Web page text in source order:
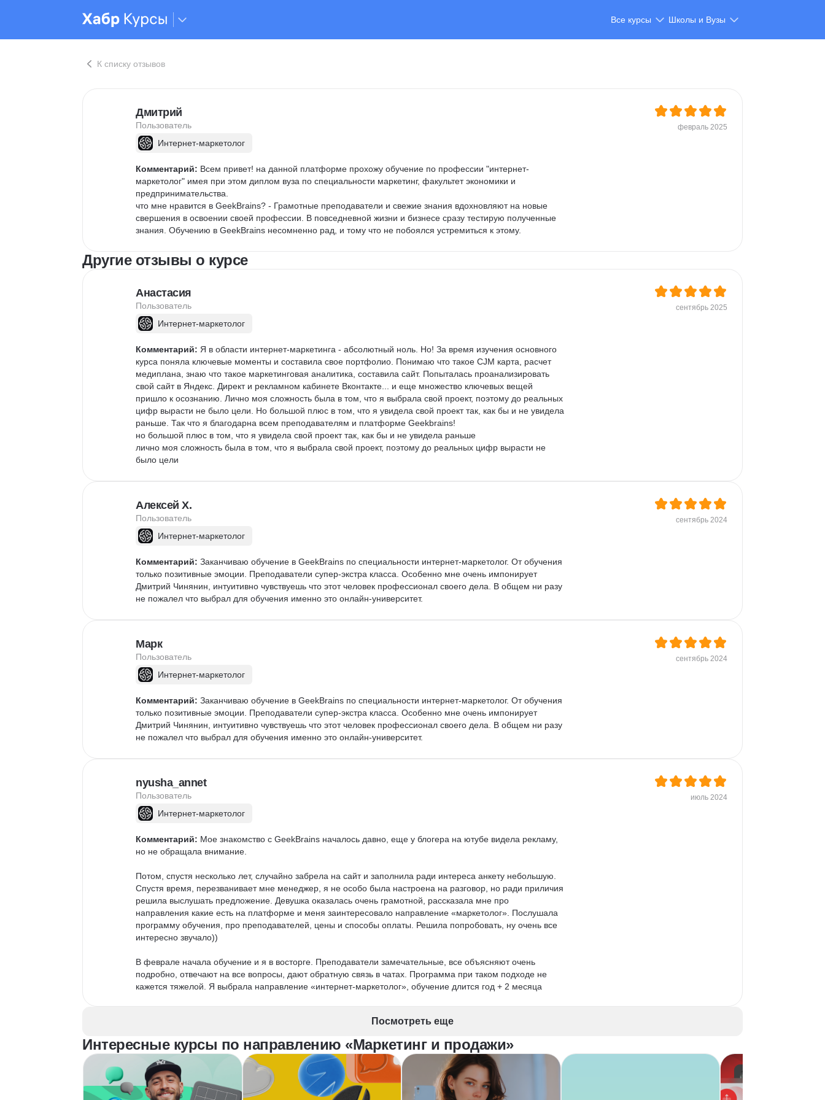
Все курсы Школы и Вузы
К списку отзывов
Дмитрий
Пользователь февраль 2025
Интернет-маркетолог
Комментарий: Всем привет! на данной платформе прохожу обучение по профессии "интернет-
маркетолог" имея при этом диплом вуза по специальности маркетинг, факультет экономики и
предпринимательства.
что мне нравится в GeekBrains? - Грамотные преподаватели и свежие знания вдохновляют на новые
свершения в освоении своей профессии. В повседневной жизни и бизнесе сразу тестирую полученные
знания. Обучению в GeekBrains несомненно рад, и тому что не побоялся устремиться к этому.
Другие отзывы о курсе
Анастасия
Пользователь сентябрь 2025
Интернет-маркетолог
Комментарий: Я в области интернет-маркетинга - абсолютный ноль. Но! За время изучения основного
курса поняла ключевые моменты и составила свое портфолио. Понимаю что такое CJM карта, расчет
медиплана, знаю что такое маркетинговая аналитика, составила сайт. Попыталась проанализировать
свой сайт в Яндекс. Директ и рекламном кабинете Вконтакте... и еще множество ключевых вещей
пришло к осознанию. Лично моя сложность была в том, что я выбрала свой проект, поэтому до реальных
цифр вырасти не было цели. Но большой плюс в том, что я увидела свой проект так, как бы и не увидела
раньше. Так что я благодарна всем преподавателям и платформе Geekbrains!
но большой плюс в том, что я увидела свой проект так, как бы и не увидела раньше
лично моя сложность была в том, что я выбрала свой проект, поэтому до реальных цифр вырасти не
было цели
Алексей Х.
Пользователь сентябрь 2024
Интернет-маркетолог
Комментарий: Заканчиваю обучение в GeekBrains по специальности интернет-маркетолог. От обучения
только позитивные эмоции. Преподаватели супер-экстра класса. Особенно мне очень импонирует
Дмитрий Чинянин, интуитивно чувствуешь что этот человек профессионал своего дела. В общем ни разу
не пожалел что выбрал для обучения именно это онлайн-университет.
Марк
Пользователь сентябрь 2024
Интернет-маркетолог
Комментарий: Заканчиваю обучение в GeekBrains по специальности интернет-маркетолог. От обучения
только позитивные эмоции. Преподаватели супер-экстра класса. Особенно мне очень импонирует
Дмитрий Чинянин, интуитивно чувствуешь что этот человек профессионал своего дела. В общем ни разу
не пожалел что выбрал для обучения именно это онлайн-университет.
nyusha_annet
Пользователь июль 2024
Интернет-маркетолог
Комментарий: Мое знакомство с GeekBrains началось давно, еще у блогера на ютубе видела рекламу,
но не обращала внимание.
Потом, спустя несколько лет, случайно забрела на сайт и заполнила ради интереса анкету небольшую.
Спустя время, перезванивает мне менеджер, я не особо была настроена на разговор, но ради приличия
решила выслушать предложение. Девушка оказалась очень грамотной, рассказала мне про
направления какие есть на платформе и меня заинтересовало направление «маркетолог». Послушала
программу обучения, про преподавателей, цены и способы оплаты. Решила попробовать, ну очень все
интересно звучало))
В феврале начала обучение и я в восторге. Преподаватели замечательные, все объясняют очень
подробно, отвечают на все вопросы, дают обратную связь в чатах. Программа при таком подходе не
кажется тяжелой. Я выбрала направление «интернет-маркетолог», обучение длится год + 2 месяца
Посмотреть еще
Интересные курсы по направлению «Маркетинг и продажи»